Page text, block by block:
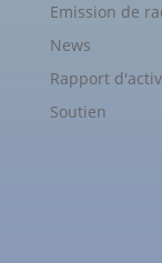
Emission de
News
Rapport
Soutien